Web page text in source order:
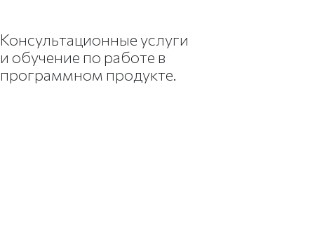
Консультационные услуги
и обучение по работе в
программном продукте.